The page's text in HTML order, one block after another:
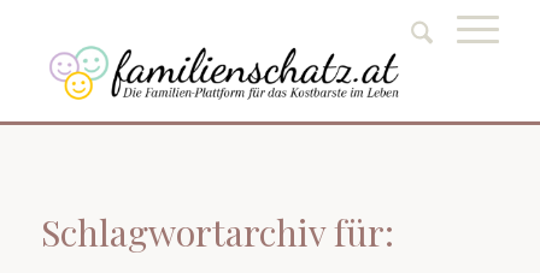
Schlagwortarchiv für: